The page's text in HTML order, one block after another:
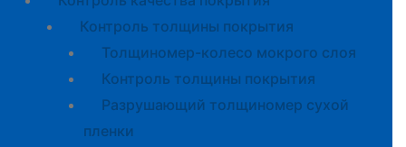
Контроль толщины покрытия
Толщиномер-колесо мокрого слоя
Контроль толщины покрытия
Разрушающий толщиномер сухой
пленки